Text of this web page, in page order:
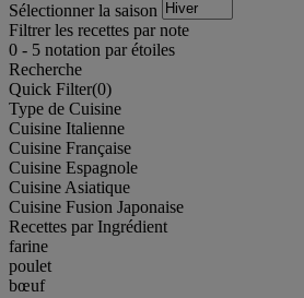
Sélectionner la saison
Filtrer les recettes par note
0 - 5 notation par étoiles
Recherche
Quick Filter(0)
Type de Cuisine
Cuisine Italienne
Cuisine Française
Cuisine Espagnole
Cuisine Asiatique
Cuisine Fusion Japonaise
Recettes par Ingrédient
farine
poulet
bœuf